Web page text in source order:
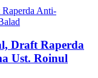
Draft Raperda
Ust. Roinul